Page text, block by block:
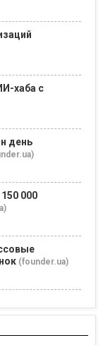
хаба с
день
000
(founder.ua)